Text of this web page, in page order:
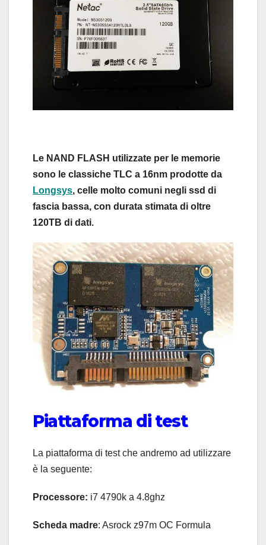
Le NAND FLASH utilizzate per le memorie
sono le classiche TLC a 16nm prodotte da
Longsys, celle molto comuni negli ssd di
fascia bassa, con durata stimata di oltre
120TB di dati.
Piattaforma di test
La piattaforma di test che andremo ad utilizzare
è la seguente:
Processore: i7 4790k a 4.8ghz
Scheda madre: Asrock z97m OC Formula